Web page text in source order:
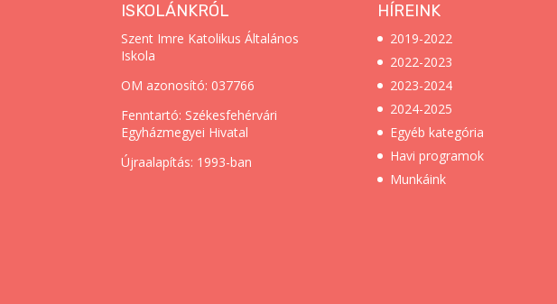
ISKOLÁNKRÓL
Szent Imre Katolikus Általános
Iskola
OM azonosító: 037766
Fenntartó: Székesfehérvári
Egyházmegyei Hivatal
Újraalapítás: 1993-ban
HÍREINK
2019-2022
2022-2023
2023-2024
2024-2025
Egyéb kategória
Havi programok
Munkáink